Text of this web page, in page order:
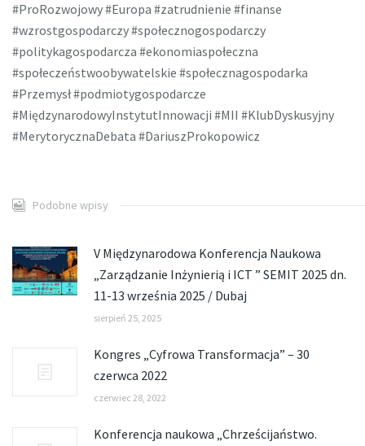
#ProRozwojowy #Europa #zatrudnienie #finanse
#wzrostgospodarczy #społecznogospodarczy
#politykagospodarcza #ekonomiaspołeczna
#społeczeństwoobywatelskie #społecznagospodarka
#Przemysł #podmiotygospodarcze
#MiędzynarodowyInstytutInnowacji #MII #KlubDyskusyjny
#MerytorycznaDebata #DariuszProkopowicz
Podobne wpisy
V Międzynarodowa Konferencja Naukowa
„Zarządzanie Inżynierią i ICT ” SEMIT 2025 dn.
11-13 września 2025 / Dubaj
sierpień 25, 2025
Kongres „Cyfrowa Transformacja” – 30
czerwca 2022
czerwiec 28, 2022
Konferencja naukowa „Chrześcijaństwo.